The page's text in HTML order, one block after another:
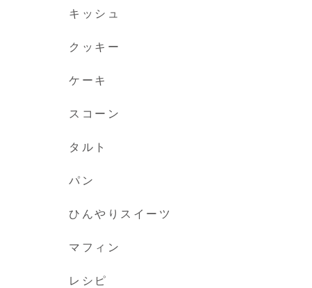
キッシュ
クッキー
ケーキ
スコーン
タルト
パン
ひんやりスイーツ
マフィン
レシピ